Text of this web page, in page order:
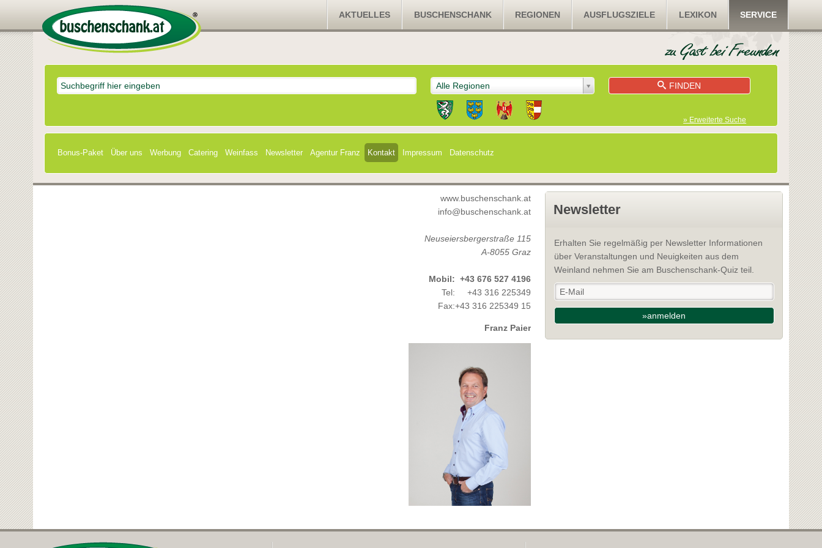
AKTUELLES BUSCHENSCHANK REGIONEN AUSFLUGSZIELE LEXIKON SERVICE
Alle Regionen FINDEN
» Erweiterte Suche
Bonus-Paket Über uns Werbung Catering Weinfass Newsletter Agentur Franz Kontakt Impressum Datenschutz
www.buschenschank.at
info@buschenschank.at
Neuseiersbergerstraße 115
A-8055 Graz
Mobil: +43 676 527 4196
Tel:
+43 316 225349
Fax:+43 316 225349 15
Franz Paier
Newsletter
Erhalten Sie regelmäßig per Newsletter Informationen
über Veranstaltungen und Neuigkeiten aus dem
Weinland nehmen Sie am Buschenschank-Quiz teil.
»anmelden